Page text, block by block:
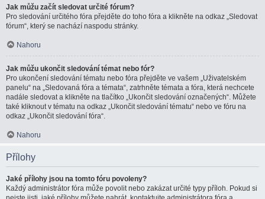
Jak můžu začít sledovat určité fórum?
Pro sledování určitého fóra přejděte do toho fóra a klikněte na odkaz „Sledovat
fórum“, který se nachází naspodu stránky.
Nahoru
Jak můžu ukončit sledování témat nebo fór?
Pro ukončení sledování tématu nebo fóra přejděte ve vašem „Uživatelském
panelu“ na „Sledovaná fóra a témata“, zatrhněte témata a fóra, která nechcete
nadále sledovat a klikněte na tlačítko „Ukončit sledování označených“. Můžete
také kliknout v tématu na odkaz „Ukončit sledování tématu“ nebo ve fóru na
odkaz „Ukončit sledování fóra“.
Nahoru
Přílohy
Jaké přílohy jsou na tomto fóru povoleny?
Každý administrátor fóra může povolit nebo zakázat určité typy příloh. Pokud si